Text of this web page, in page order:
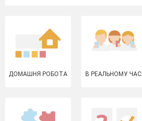
ДОМАШНЯ РОБОТА В РЕАЛЬНОМУ ЧАСІ